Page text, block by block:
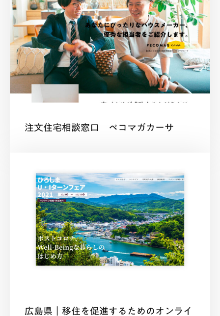
会社紹介
採用
BLOG
相談する
注文住宅相談窓口 ペコマガカーサ
広島県｜移住を促進するためのオンライ